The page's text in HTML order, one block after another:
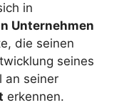
in
Unternehmen
die seinen
seines
an seiner
erkennen.